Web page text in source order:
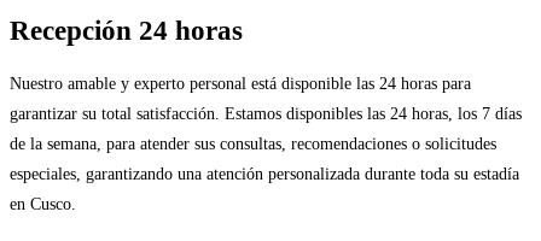
Recepción 24 horas
Nuestro amable y experto personal está disponible las 24 horas para
garantizar su total satisfacción. Estamos disponibles las 24 horas, los 7 días
de la semana, para atender sus consultas, recomendaciones o solicitudes
especiales, garantizando una atención personalizada durante toda su estadía
en Cusco.